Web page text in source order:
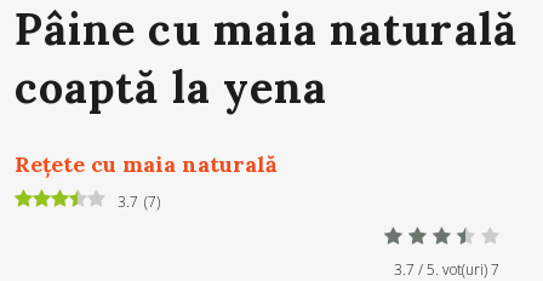
Pâine cu maia naturală
coaptă la yena
Rețete cu maia naturală
3.7 (7)
3.7 / 5. vot(uri)7